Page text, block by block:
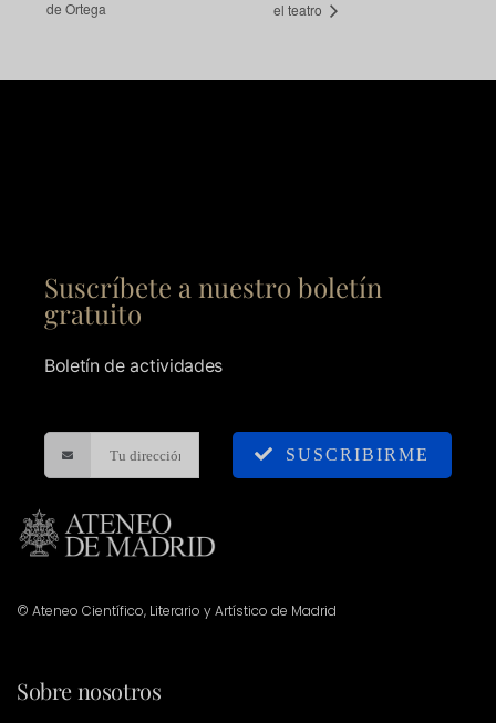
de Ortega el teatro
Suscríbete a nuestro boletín
gratuito
Boletín de actividades
SUSCRIBIRME
© Ateneo Científico, Literario y Artístico de Madrid
Sobre nosotros